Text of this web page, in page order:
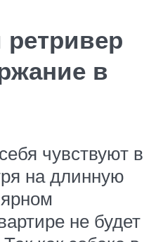
в
чувствуют в
на длинную
не будет